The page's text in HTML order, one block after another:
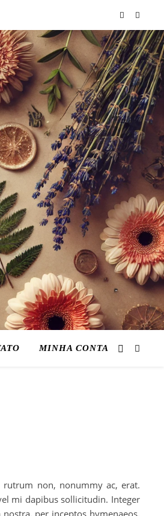
MINHA CONTA
rutrum non, nonummy ac, erat.
mi dapibus sollicitudin. Integer
per inceptos hymenaeos.